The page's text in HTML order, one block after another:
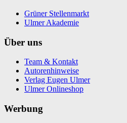
Grüner Stellenmarkt
Ulmer Akademie
Über uns
Team & Kontakt
Autorenhinweise
Verlag Eugen Ulmer
Ulmer Onlineshop
Werbung